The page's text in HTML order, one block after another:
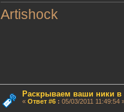
Artishock
Раскрываем ваши ники в
« Ответ #6: 05/03/2011 11:49:54